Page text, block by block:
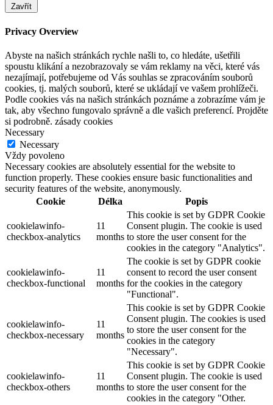
Zavřít
Privacy Overview
Abyste na našich stránkách rychle našli to, co hledáte, ušetřili
spoustu klikání a nezobrazovaly se vám reklamy na věci, které vás
nezajímají, potřebujeme od Vás souhlas se zpracováním souborů
cookies, tj. malých souborů, které se ukládají ve vašem prohlížeči.
Podle cookies vás na našich stránkách poznáme a zobrazíme vám je
tak, aby všechno fungovalo správně a dle vašich preferencí. Projděte
si podrobně. zásady cookies
Necessary
Necessary
Vždy povoleno
Necessary cookies are absolutely essential for the website to
function properly. These cookies ensure basic functionalities and
security features of the website, anonymously.
Cookie
Délka Popis
cookielawinfo-
checkbox-analytics
11
months
This cookie is set by GDPR Cookie
Consent plugin. The cookie is used
to store the user consent for the
cookies in the category "Analytics".
cookielawinfo-
checkbox-functional
11
months
The cookie is set by GDPR cookie
consent to record the user consent
for the cookies in the category
"Functional".
cookielawinfo-
checkbox-necessary
11
months
This cookie is set by GDPR Cookie
Consent plugin. The cookies is used
to store the user consent for the
cookies in the category
"Necessary".
cookielawinfo-
checkbox-others
11
months
This cookie is set by GDPR Cookie
Consent plugin. The cookie is used
to store the user consent for the
cookies in the category "Other.